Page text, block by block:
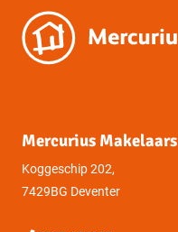
Mercurius Makelaars
Koggeschip 202,
7429BG Deventer